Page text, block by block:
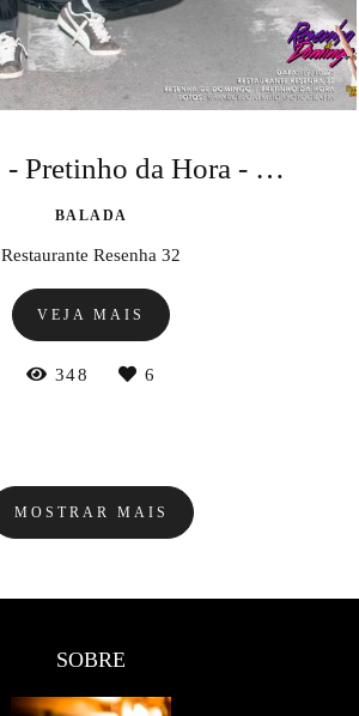
19/10/25 - Pretinho da Hora - Resenha de Domingo
BALADA
Restaurante Resenha 32
VEJA MAIS
348 6
MOSTRAR MAIS
SOBRE